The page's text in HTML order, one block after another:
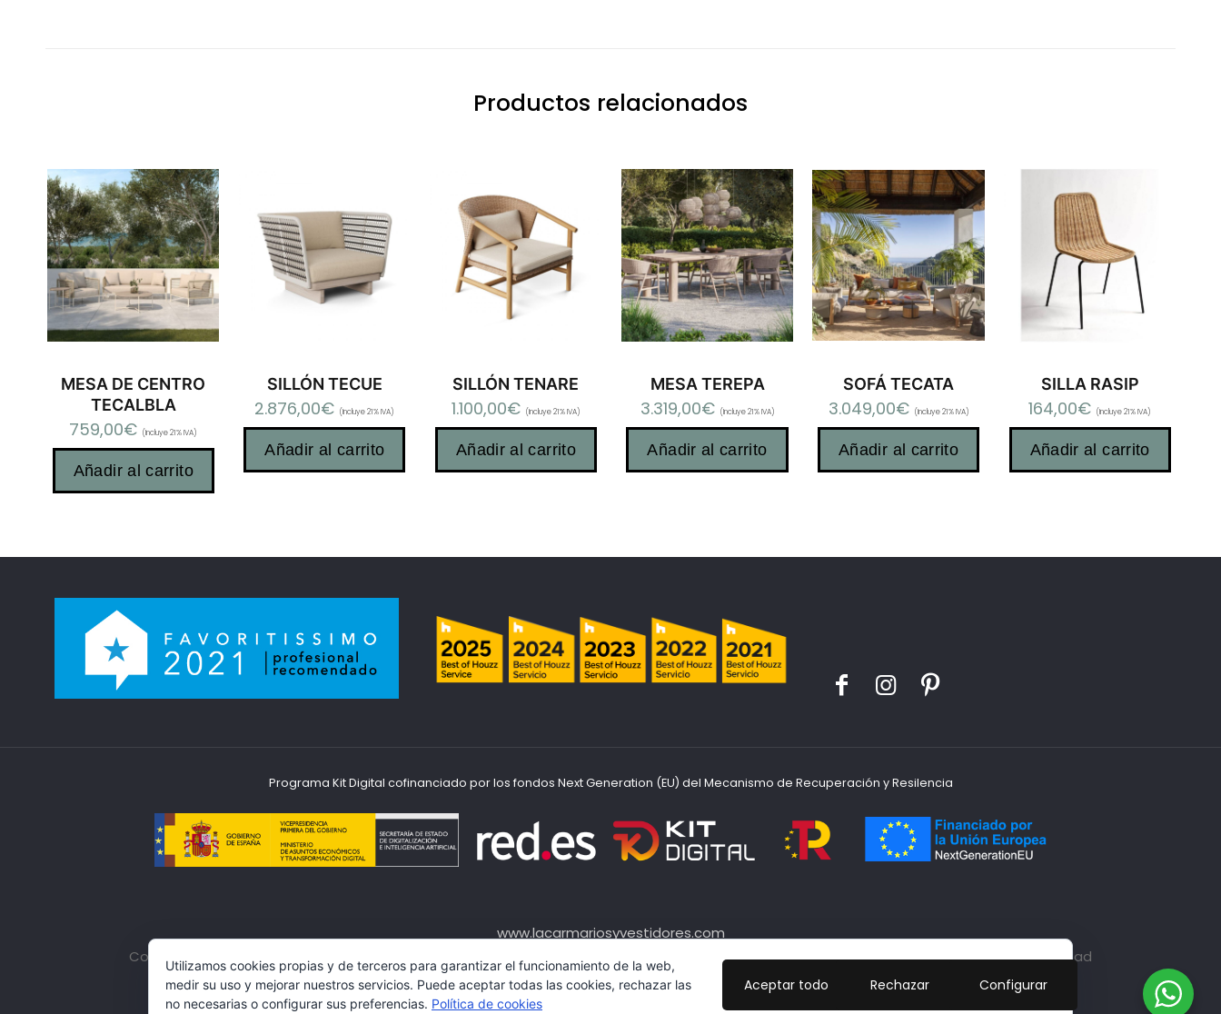
Productos relacionados
MESA DE CENTRO
TECALBLA
759,00€ (Incluye 21% IVA)
Añadir al carrito
SILLÓN TECUE
2.876,00€ (Incluye 21% IVA)
Añadir al carrito
SILLÓN TENARE
1.100,00€ (Incluye 21% IVA)
Añadir al carrito
MESA TEREPA
3.319,00€ (Incluye 21% IVA)
Añadir al carrito
SOFÁ TECATA
3.049,00€ (Incluye 21% IVA)
Añadir al carrito
SILLA RASIP
164,00€ (Incluye 21% IVA)
Añadir al carrito
Programa Kit Digital cofinanciado por los fondos Next Generation (EU) del Mecanismo de Recuperación y Resilencia
www.lacarmariosyvestidores.com
Condiciones Legales
Política de Protección de Datos Politicas de cookies Más información sobre las cookies|Declaración de Accesibilidad
Diseño:veovirtual.com;)
Utilizamos cookies propias y de terceros para garantizar el funcionamiento de la web,
medir su uso y mejorar nuestros servicios. Puede aceptar todas las cookies, rechazar las
no necesarias o configurar sus preferencias. Política de cookies
Aceptar todo Rechazar Configurar